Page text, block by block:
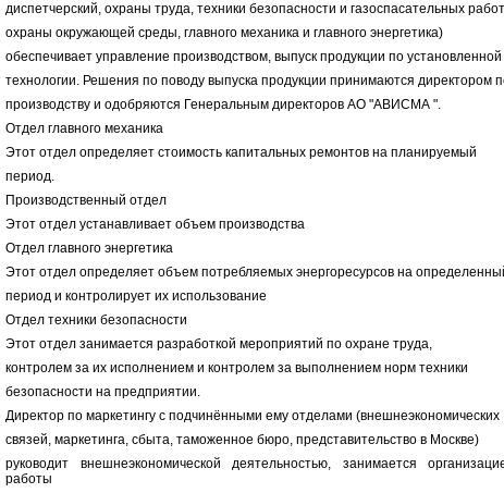
диспетчерский, охраны труда, техники безопасности и газоспасательных
охраны окружающей среды, главного механика и главного энергетика)
обеспечивает управление производством, выпуск продукции по установленной
технологии. Решения по поводу выпуска продукции принимаются директором
производству и одобряются Генеральным директоров АО "АВИСМА ".
Отдел главного механика
Этот отдел определяет стоимость капитальных ремонтов на планируемый
период.
Производственный отдел
Этот отдел устанавливает объем производства
Отдел главного энергетика
Этот отдел определяет объем потребляемых энергоресурсов на
период и контролирует их использование
Отдел техники безопасности
Этот отдел занимается разработкой мероприятий по охране труда,
контролем за их исполнением и контролем за выполнением норм техники
безопасности на предприятии.
Директор по маркетингу с подчинёнными ему отделами (внешнеэкономических
связей, маркетинга, сбыта, таможенное бюро, представительство в Москве)
руководит внешнеэкономической деятельностью, занимается
работы